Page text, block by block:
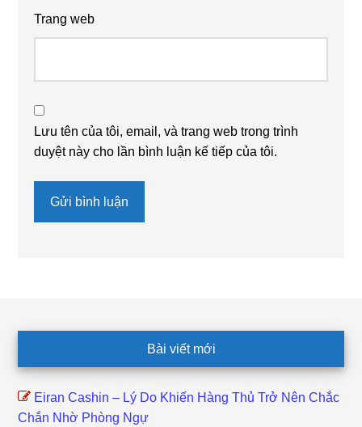
Trang web
Lưu tên của tôi, email, và trang web trong trình
duyệt này cho lần bình luận kế tiếp của tôi.
Bài viết mới
Eiran Cashin – Lý Do Khiến Hàng Thủ Trở Nên Chắc
Chắn Nhờ Phòng Ngự